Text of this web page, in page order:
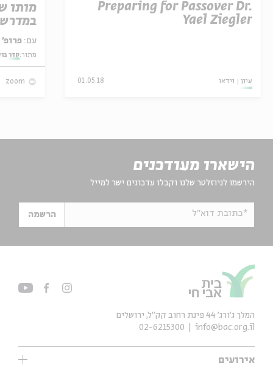
Preparing for Passover Dr.
Yael Ziegler
עיון וידאו 01.05.18
מותו
עם: פרופ' אביגדור שנאן
מתוך:סדר
zoom
הישארו מעודכנים
הירשמו לניוזלטר שלנו וקבלו עדכונים ישר למייל
*כתובת דוא"ל הרשמה
אירועים
המלך ג'ורג' 44 פינת רחוב קק״ל, ירושלים
info@bac.org.il
02-6215300